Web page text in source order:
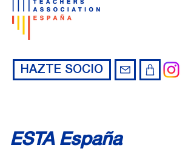
HAZTE SOCIO
ESTA España